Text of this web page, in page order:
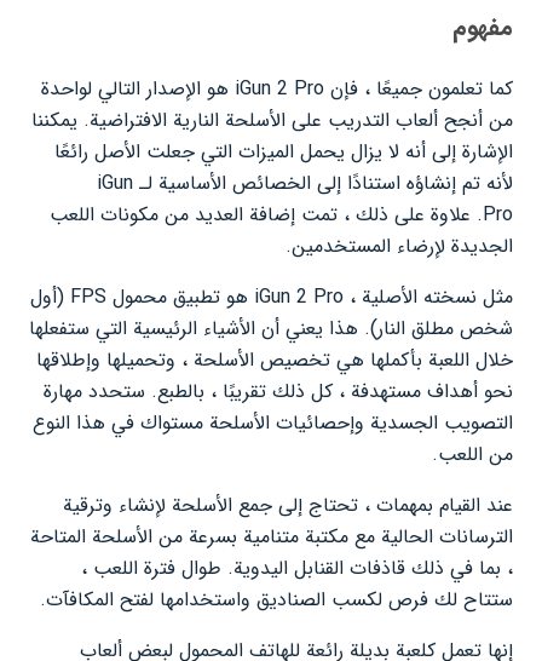
مفهوم
كما تعلمون جميعًا ، فإن iGun 2 Pro هو الإصدار التالي لواحدة
من أنجح ألعاب التدريب على الأسلحة النارية الافتراضية. يمكننا
الإشارة إلى أنه لا يزال يحمل الميزات التي جعلت الأصل رائعًا
لأنه تم إنشاؤه استنادًا إلى الخصائص الأساسية لـ iGun
Pro. علاوة على ذلك ، تمت إضافة العديد من مكونات اللعب
الجديدة لإرضاء المستخدمين.
مثل نسخته الأصلية ، iGun 2 Pro هو تطبيق محمول FPS (أول
شخص مطلق النار). هذا يعني أن الأشياء الرئيسية التي ستفعلها
خلال اللعبة بأكملها هي تخصيص الأسلحة ، وتحميلها وإطلاقها
نحو أهداف مستهدفة ، كل ذلك تقريبًا ، بالطبع. ستحدد مهارة
التصويب الجسدية وإحصائيات الأسلحة مستواك في هذا النوع
من اللعب.
عند القيام بمهمات ، تحتاج إلى جمع الأسلحة لإنشاء وترقية
الترسانات الحالية مع مكتبة متنامية بسرعة من الأسلحة المتاحة
، بما في ذلك قاذفات القنابل اليدوية. طوال فترة اللعب ،
ستتاح لك فرص لكسب الصناديق واستخدامها لفتح المكافآت.
إنها تعمل كلعبة بديلة رائعة للهاتف المحمول لبعض ألعاب